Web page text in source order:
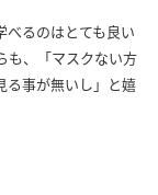
べるのはとても良い
も、「マスクない方
る事が無いし」と嬉